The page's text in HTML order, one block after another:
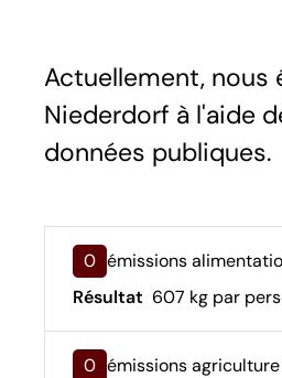
Actuellement, nous
Niederdorf à l'aide
données publiques.
0 émissions
Résultat 607 kg par
0 émissions agriculture